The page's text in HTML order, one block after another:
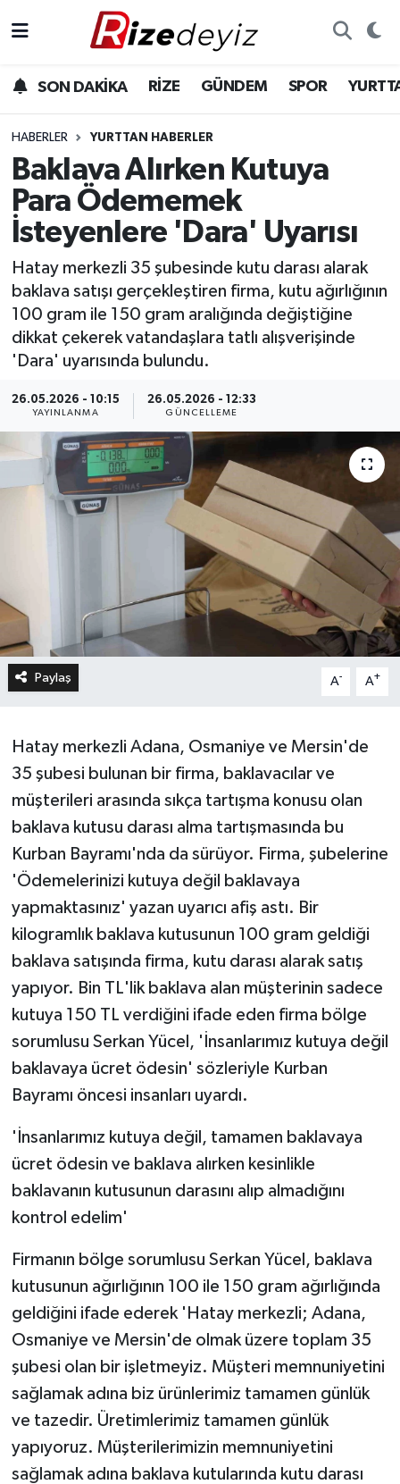
SON DAKİKA RİZE GÜNDEM SPOR
HABERLER YURTTAN HABERLER
Baklava Alırken Kutuya
Para Ödememek
İsteyenlere 'Dara' Uyarısı
Hatay merkezli 35 şubesinde kutu darası alarak
baklava satışı gerçekleştiren firma, kutu ağırlığının
100 gram ile 150 gram aralığında değiştiğine
dikkat çekerek vatandaşlara tatlı alışverişinde
'Dara' uyarısında bulundu.
26.05.2026 - 10:15
YAYINLANMA
26.05.2026 - 12:33
GÜNCELLEME
Paylaş A- A+
Hatay merkezli Adana, Osmaniye ve Mersin'de
35 şubesi bulunan bir firma, baklavacılar ve
müşterileri arasında sıkça tartışma konusu olan
baklava kutusu darası alma tartışmasında bu
Kurban Bayramı'nda da sürüyor. Firma, şubelerine
'Ödemelerinizi kutuya değil baklavaya
yapmaktasınız' yazan uyarıcı afiş astı. Bir
kilogramlık baklava kutusunun 100 gram geldiği
baklava satışında firma, kutu darası alarak satış
yapıyor. Bin TL'lik baklava alan müşterinin sadece
kutuya 150 TL verdiğini ifade eden firma bölge
sorumlusu Serkan Yücel, 'İnsanlarımız kutuya değil
baklavaya ücret ödesin' sözleriyle Kurban
Bayramı öncesi insanları uyardı.
'İnsanlarımız kutuya değil, tamamen baklavaya
ücret ödesin ve baklava alırken kesinlikle
baklavanın kutusunun darasını alıp almadığını
kontrol edelim'
Firmanın bölge sorumlusu Serkan Yücel, baklava
kutusunun ağırlığının 100 ile 150 gram ağırlığında
geldiğini ifade ederek 'Hatay merkezli; Adana,
Osmaniye ve Mersin'de olmak üzere toplam 35
şubesi olan bir işletmeyiz. Müşteri memnuniyetini
sağlamak adına biz ürünlerimiz tamamen günlük
ve tazedir. Üretimlerimiz tamamen günlük
yapıyoruz. Müşterilerimizin memnuniyetini
sağlamak adına baklava kutularında kutu darası
Gündem
Yurttan Haberler
Ekonomi
Teknoloji
Sağlık
Rize Hava Durumu
Rize Trafik Yoğunluk Haritası
Süper Lig Puan Durumu ve Fikstür
Tüm Manşetler
Son Dakika Haberleri
Haber Arşivi